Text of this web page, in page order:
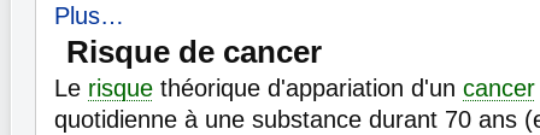
Plus…
Risque de cancer
Le risque théorique d'appariation d'un cancer
quotidienne à une substance durant 70 ans